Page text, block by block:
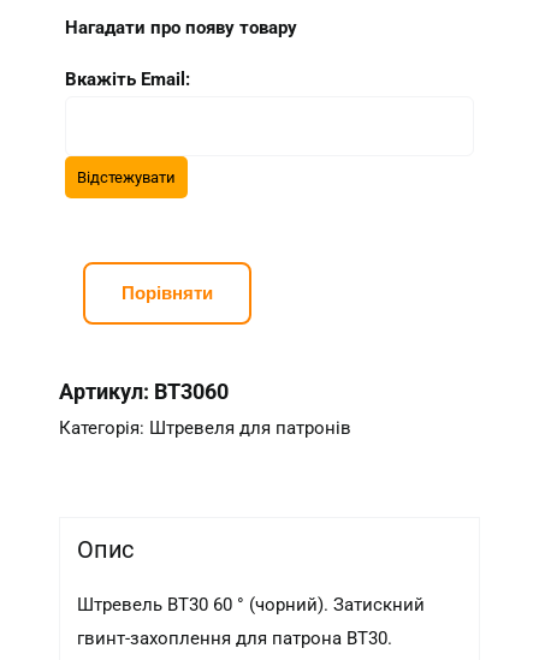
Нагадати про появу товару
Вкажіть Email:
Порівняти
Артикул: BT3060
Категорія: Штревеля для патронів
Опис
Штревель BT30 60 ° (чорний). Затискний
гвинт-захоплення для патрона BT30.